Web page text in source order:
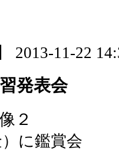
2013-11-22
発表会
に鑑賞会